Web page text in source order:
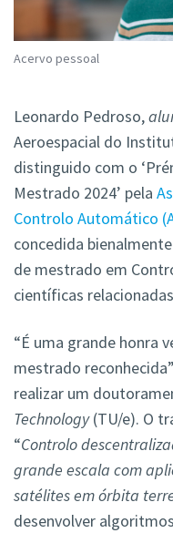
Acervo pessoal
Leonardo Pedroso,
Aeroespacial do
distinguido com o
Mestrado 2024’ pela
Controlo Automático
concedida
de mestrado em
científicas
“É uma grande honra
mestrado
realizar um
Technology(TU/e). O
“Controlo
grande escala com
satélites em órbita
desenvolver